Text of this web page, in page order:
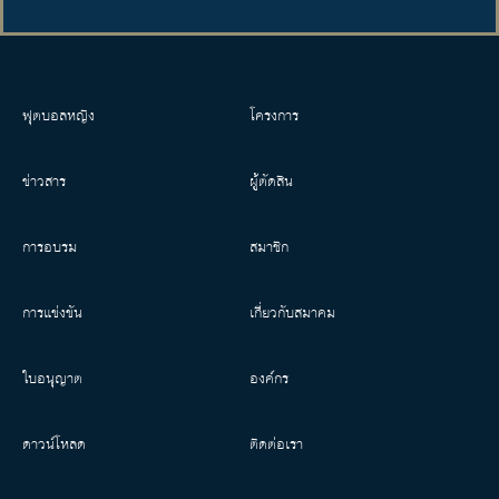
ฟุตบอลหญิง โครงการ
ข่าวสาร ผู้ตัดสิน
การอบรม สมาชิก
การแข่งขัน เกี่ยวกับสมาคม
ใบอนุญาต องค์กร
ดาวน์โหลด ติดต่อเรา